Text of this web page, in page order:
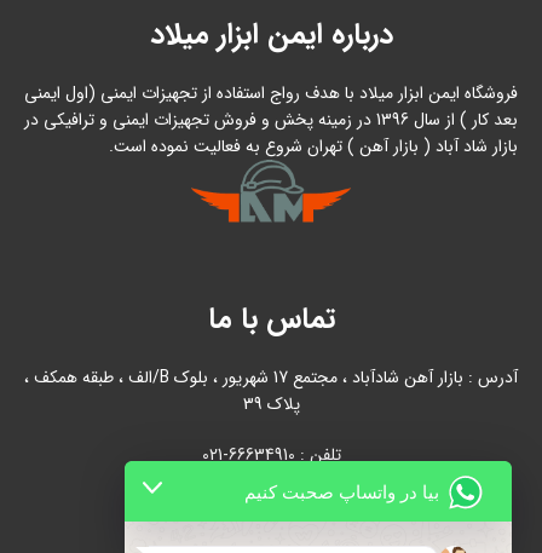
درباره ایمن ابزار میلاد
فروشگاه ایمن ابزار میلاد با هدف رواج استفاده از تجهیزات ایمنی (اول ایمنی
بعد کار ) از سال 1396 در زمینه پخش و فروش تجهیزات ایمنی و ترافیکی در
بازار شاد آباد ( بازار آهن ) تهران شروع به فعالیت نموده است.
تماس با ما
آدرس : بازار آهن شادآباد ، مجتمع 17 شهریور ، بلوک B/الف ، طبقه همکف ،
پلاک 39
تلفن : 66634910-021
021-66631684
بیا در واتساپ صحبت کنیم